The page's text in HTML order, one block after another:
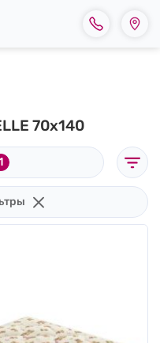
70х140